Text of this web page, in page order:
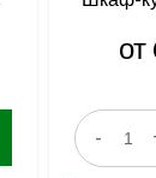
от
-